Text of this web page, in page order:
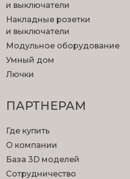
и выключатели
Накладные розетки
и выключатели
Модульное оборудование
Умный дом
Лючки
ПАРТНЕРАМ
Где купить
О компании
База 3D моделей
Сотрудничество